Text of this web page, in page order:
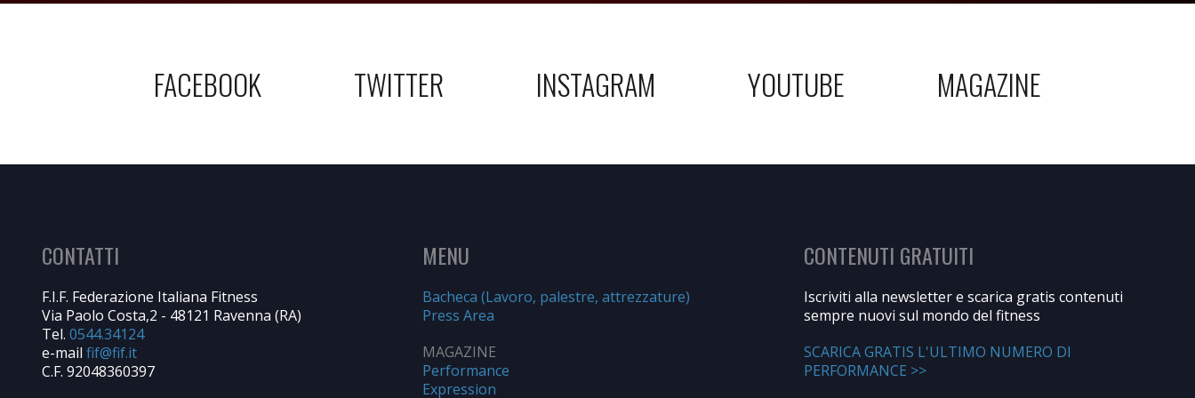
FACEBOOK TWITTER INSTAGRAM YOUTUBE MAGAZINE
CONTATTI
F.I.F. Federazione Italiana Fitness
Via Paolo Costa,2 - 48121 Ravenna (RA)
Tel. 0544.34124
e-mail
C.F. 92048360397
MENU
Bacheca (Lavoro, palestre, attrezzature)
Press Area
MAGAZINE
Performance
Expression
CONTENUTI GRATUITI
Iscriviti alla newsletter e scarica gratis contenuti
sempre nuovi sul mondo del fitness
SCARICA GRATIS L'ULTIMO NUMERO DI
PERFORMANCE >>